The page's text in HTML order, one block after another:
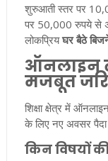
शुरुआती स्तर पर
पर 50,000 रुपये से
लोकप्रियघर बैठे
ऑनलाइन
मजबूत
शिक्षा क्षेत्र में
के लिए नए अवसर पैदा
किन विषयों